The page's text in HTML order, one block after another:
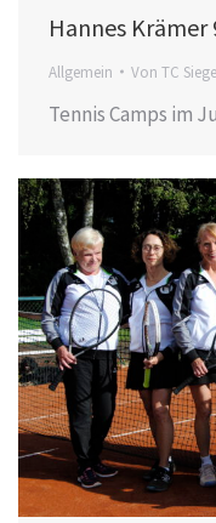
Hannes Krämer
Allgemein Von TC
Tennis Camps im